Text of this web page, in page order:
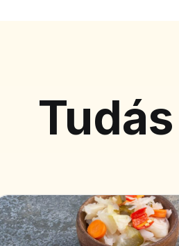
Tudás